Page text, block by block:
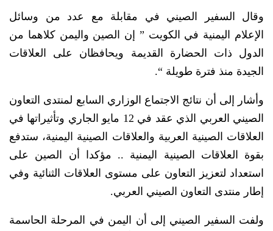
وقال السفير الصيني في مقابلة مع عدد من وسائل
الإعلام اليمنية في الكويت ” إن الصين واليمن كلاهما من
الدول ذات الحضارة القديمة ويحافظان على العلاقات
الجيدة منذ فترة طويلة “.
وأشار إلى أن نتائج الاجتماع الوزاري السابع لمنتدى التعاون
الصيني العربي الذي عقد في 12 مايو الجاري وتأثيراتها في
العلاقات الصينية العربية والعلاقات الصينية اليمنية، ستدفع
بقوة العلاقات الصينية اليمنية .. مؤكدا أن الصين على
استعداد لتعزيز التعاون على مستوى العلاقات الثنائية وفي
إطار منتدى التعاون الصيني العربي.
ولفت السفير الصيني إلى أن اليمن في المرحلة الحاسمة